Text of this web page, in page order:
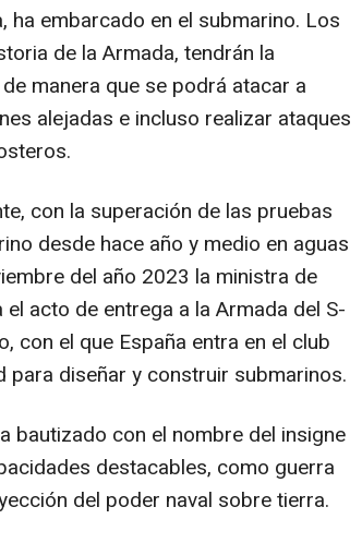
ha embarcado en el submarino. Los
de la Armada, tendrán la
manera que se podrá atacar a
alejadas e incluso realizar ataques
con la superación de las pruebas
desde hace año y medio en aguas
del año 2023 la ministra de
acto de entrega a la Armada del S-
con el que España entra en el club
para diseñar y construir submarinos.
bautizado con el nombre del insigne
destacables, como guerra
del poder naval sobre tierra.